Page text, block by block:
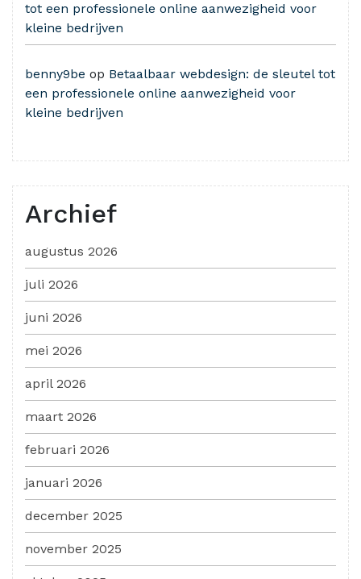
tot een professionele online aanwezigheid voor
kleine bedrijven
benny9be op Betaalbaar webdesign: de sleutel tot
een professionele online aanwezigheid voor
kleine bedrijven
Archief
augustus 2026
juli 2026
juni 2026
mei 2026
april 2026
maart 2026
februari 2026
januari 2026
december 2025
november 2025